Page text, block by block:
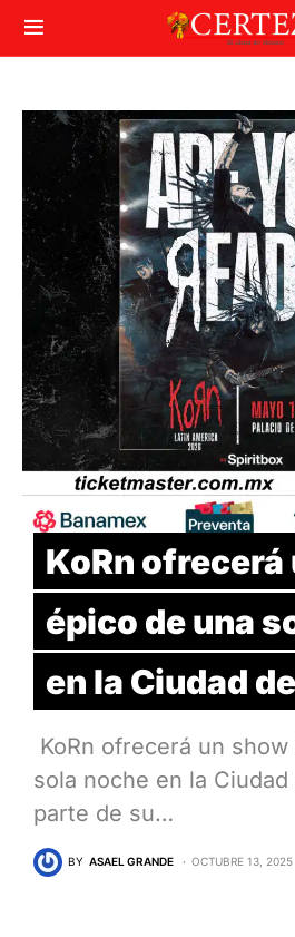
KoRn ofrecerá
épico de una
en la Ciudad
KoRn ofrecerá un
sola noche en la
parte de su…
BY ASAEL GRANDE OCTUBRE 13, 2025